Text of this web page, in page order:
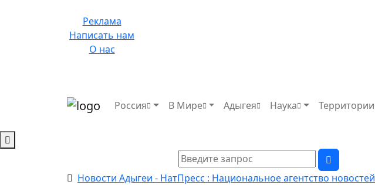
Реклама
Написать нам
О нас
Россия В Мире Адыгея Наука Территории
Новости Адыгеи - НатПресс : Национальное агентство новостей